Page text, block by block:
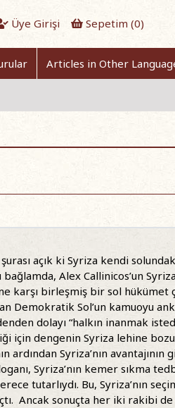
Üye Girişi Sepetim (0)
Articles in Other
açık ki Syriza kendi
Alex Callinicos’un
birleşmiş bir sol hükümet
Demokratik Sol’un kamuoyu
dolayı “halkın inanmak
için dengenin Syriza lehine
Syriza’nın
Syriza’nın kemer sıkma
tutarlıydı. Bu, Syriza’nın
Ancak sonuçta her iki rakibi